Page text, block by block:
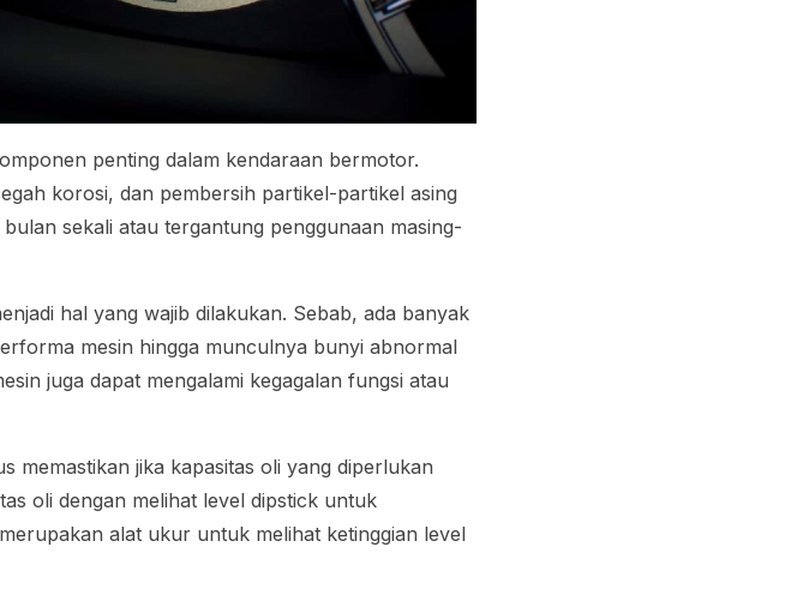
penting dalam kendaraan bermotor.
korosi, dan pembersih partikel-partikel asing
sekali atau tergantung penggunaan masing-
hal yang wajib dilakukan. Sebab, ada banyak
mesin hingga munculnya bunyi abnormal
juga dapat mengalami kegagalan fungsi atau
memastikan jika kapasitas oli yang diperlukan
oli dengan melihat level dipstick untuk
alat ukur untuk melihat ketinggian level